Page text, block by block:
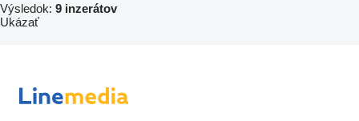
Výsledok: 9 inzerátov
Ukázať